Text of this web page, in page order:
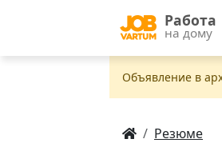
Работа
на дому
Объявление в
Резюме